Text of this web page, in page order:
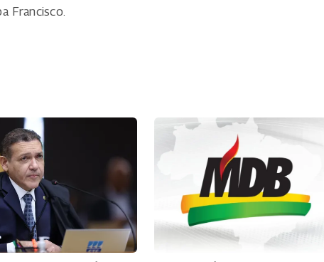
Francisco.